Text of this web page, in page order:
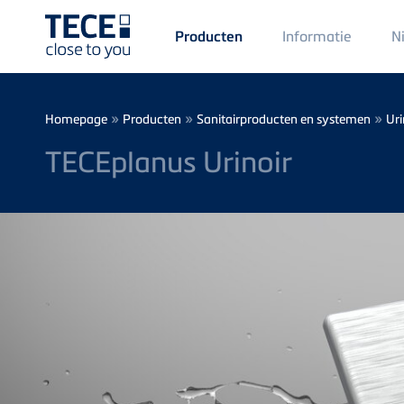
Main
Menü
1
Producten Informatie
Breadcrumb
Homepage » Producten » Sanitairproducten en systemen »
TECEplanus Urinoir